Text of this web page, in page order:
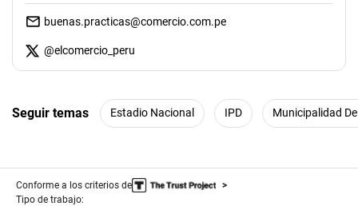
buenas.practicas@comercio.com.pe
@elcomercio_peru
Seguir temas Estadio Nacional IPD Municipalidad
Conforme a los criterios de
Tipo de trabajo: